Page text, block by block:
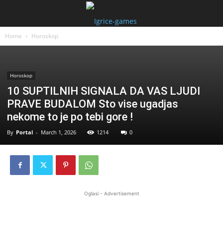
Home Horoskop
Horoskop
10 SUPTILNIH SIGNALA DA VAS LJUDI
PRAVE BUDALOM Sto vise ugadjas
nekome to je po tebi gore !
By Portal - March 1, 2026 1214 0
Oglasi - Advertisement